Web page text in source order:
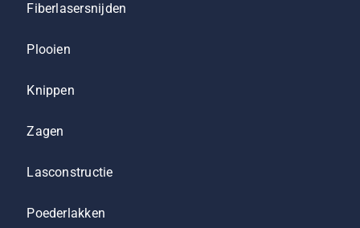
Fiberlasersnijden
Plooien
Knippen
Zagen
Lasconstructie
Poederlakken